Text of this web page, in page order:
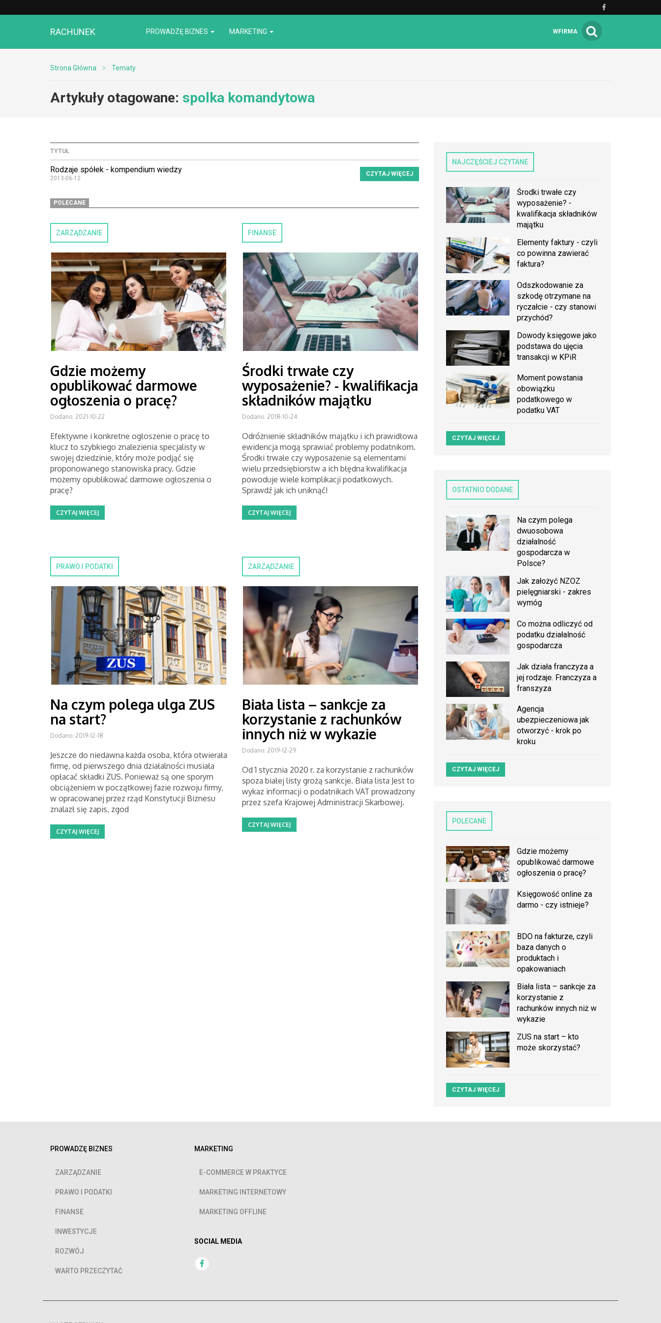
RACHUNEK PROWADZĘ BIZNES MARKETING WFIRMA
Strona Główna Tematy
Artykuły otagowane: spolka komandytowa
TYTUŁ
Rodzaje spółek - kompendium wiedzy
2013-06-12
CZYTAJ WIĘCEJ
POLECANE
ZARZĄDZANIE
Gdzie możemy
opublikować darmowe
ogłoszenia o pracę?
Dodano: 2021-10-22
Efektywne i konkretne ogłoszenie o pracę to
klucz to szybkiego znalezienia specjalisty w
swojej dziedzinie, który może podjąć się
proponowanego stanowiska pracy. Gdzie
możemy opublikować darmowe ogłoszenia o
pracę?
CZYTAJ WIĘCEJ
FINANSE
Środki trwałe czy
wyposażenie? - kwalifikacja
składników majątku
Dodano: 2018-10-24
Odróżnienie składników majątku i ich prawidłowa
ewidencja mogą sprawiać problemy podatnikom.
Środki trwałe czy wyposażenie są elementami
wielu przedsiębiorstw a ich błędna kwalifikacja
powoduje wiele komplikacji podatkowych.
Sprawdź jak ich uniknąć!
CZYTAJ WIĘCEJ
PRAWO I PODATKI
Na czym polega ulga ZUS
na start?
Dodano: 2019-12-18
Jeszcze do niedawna każda osoba, która otwierała
firmę, od pierwszego dnia działalności musiała
opłacać składki ZUS. Ponieważ są one sporym
obciążeniem w początkowej fazie rozwoju firmy,
w opracowanej przez rząd Konstytucji Biznesu
znalazł się zapis, zgod
CZYTAJ WIĘCEJ
ZARZĄDZANIE
Biała lista – sankcje za
korzystanie z rachunków
innych niż w wykazie
Dodano: 2019-12-29
Od 1 stycznia 2020 r. za korzystanie z rachunków
spoza białej listy grożą sankcje. Biała lista Jest to
wykaz informacji o podatnikach VAT prowadzony
przez szefa Krajowej Administracji Skarbowej.
CZYTAJ WIĘCEJ
NAJCZĘŚCIEJ CZYTANE
Środki trwałe czy
wyposażenie? -
kwalifikacja składników
majątku
Elementy faktury - czyli
co powinna zawierać
faktura?
Odszkodowanie za
szkodę otrzymane na
ryczałcie - czy stanowi
przychód?
Dowody księgowe jako
podstawa do ujęcia
transakcji w KPiR
Moment powstania
obowiązku
podatkowego w
podatku VAT
CZYTAJ WIĘCEJ
OSTATNIO DODANE
Na czym polega
dwuosobowa
działalność
gospodarcza w
Polsce?
Jak założyć NZOZ
pielęgniarski - zakres
wymóg
Co można odliczyć od
podatku działalność
gospodarcza
Jak działa franczyza a
jej rodzaje. Franczyza a
franszyza
Agencja
ubezpieczeniowa jak
otworzyć - krok po
kroku
CZYTAJ WIĘCEJ
POLECANE
Gdzie możemy
opublikować darmowe
ogłoszenia o pracę?
Księgowość online za
darmo - czy istnieje?
BDO na fakturze, czyli
baza danych o
produktach i
opakowaniach
Biała lista – sankcje za
korzystanie z
rachunków innych niż w
wykazie
ZUS na start – kto
może skorzystać?
CZYTAJ WIĘCEJ
PROWADZĘ BIZNES
ZARZĄDZANIE
PRAWO I PODATKI
FINANSE
INWESTYCJE
ROZWÓJ
WARTO PRZECZYTAĆ
MARKETING
E-COMMERCE W PRAKTYCE
MARKETING INTERNETOWY
MARKETING OFFLINE
SOCIAL MEDIA